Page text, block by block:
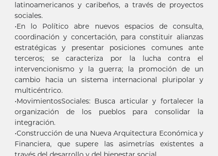
latinoamericanos y caribeños, a través de proyectos
sociales.
•En lo Político abre nuevos espacios de consulta,
coordinación y concertación, para constituir alianzas
estratégicas y presentar posiciones comunes ante
terceros; se caracteriza por la lucha contra el
intervencionismo y la guerra; la promoción de un
cambio hacia un sistema internacional pluripolar y
multicéntrico.
•MovimientosSociales: Busca articular y fortalecer la
organización de los pueblos para consolidar la
integración.
•Construcción de una Nueva Arquitectura Económica y
Financiera, que supere las asimetrías existentes a